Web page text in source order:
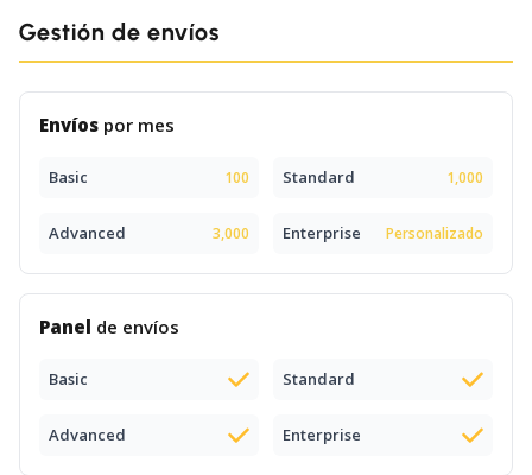
Gestión de envíos
Envíos por mes
Basic 100 Standard 1,000
Advanced 3,000 Enterprise Personalizado
Panel de envíos
Basic Standard
Advanced Enterprise